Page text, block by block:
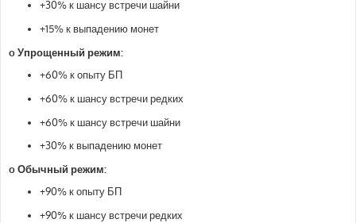
+30% к шансу встречи шайни
+15% к выпадению монет
o Упрощенный режим:
+60% к опыту БП
+60% к шансу встречи редких
+60% к шансу встречи шайни
+30% к выпадению монет
o Обычный режим:
+90% к опыту БП
+90% к шансу встречи редких